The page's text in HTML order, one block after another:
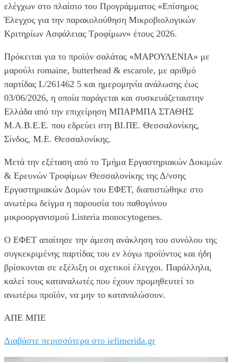
ελέγχων στο πλαίσιο του Προγράμματος «Επίσημος
Έλεγχος για την παρακολούθηση Μικροβιολογικών
Κριτηρίων Ασφάλειας Τροφίμων» έτους 2026.
Πρόκειται για το προϊόν σαλάτας «ΜΑΡΟΥΛΕΝΙΑ» με
μαρούλι romaine, butterhead & escarole, με αριθμό
παρτίδας L/261462 5 και ημερομηνία ανάλωσης έως
03/06/2026, η οποία παράγεται και συσκευάζεταιστην
Ελλάδα από την επιχείρηση ΜΠΑΡΜΠΑ ΣΤΑΘΗΣ
Μ.Α.Β.Ε.Ε. που εδρεύει στη ΒΙ.ΠΕ. Θεσσαλονίκης,
Σίνδος, Μ.Ε. Θεσσαλονίκης.
Μετά την εξέταση από το Τμήμα Εργαστηριακών Δοκιμών
& Ερευνών Τροφίμων Θεσσαλονίκης της Δ/νσης
Εργαστηριακών Δομών του ΕΦΕΤ, διαπιστώθηκε στο
ανωτέρω δείγμα η παρουσία του παθογόνου
μικροοργανισμού Listeria monocytogenes.
Ο ΕΦΕΤ απαίτησε την άμεση ανάκληση του συνόλου της
συγκεκριμένης παρτίδας του εν λόγω προϊόντος και ήδη
βρίσκονται σε εξέλιξη οι σχετικοί έλεγχοι. Παράλληλα,
καλεί τους καταναλωτές που έχουν προμηθευτεί το
ανωτέρω προϊόν, να μην το καταναλώσουν.
ΑΠΕ ΜΠΕ
Διαβάστε περισσότερα στο iefimerida.gr